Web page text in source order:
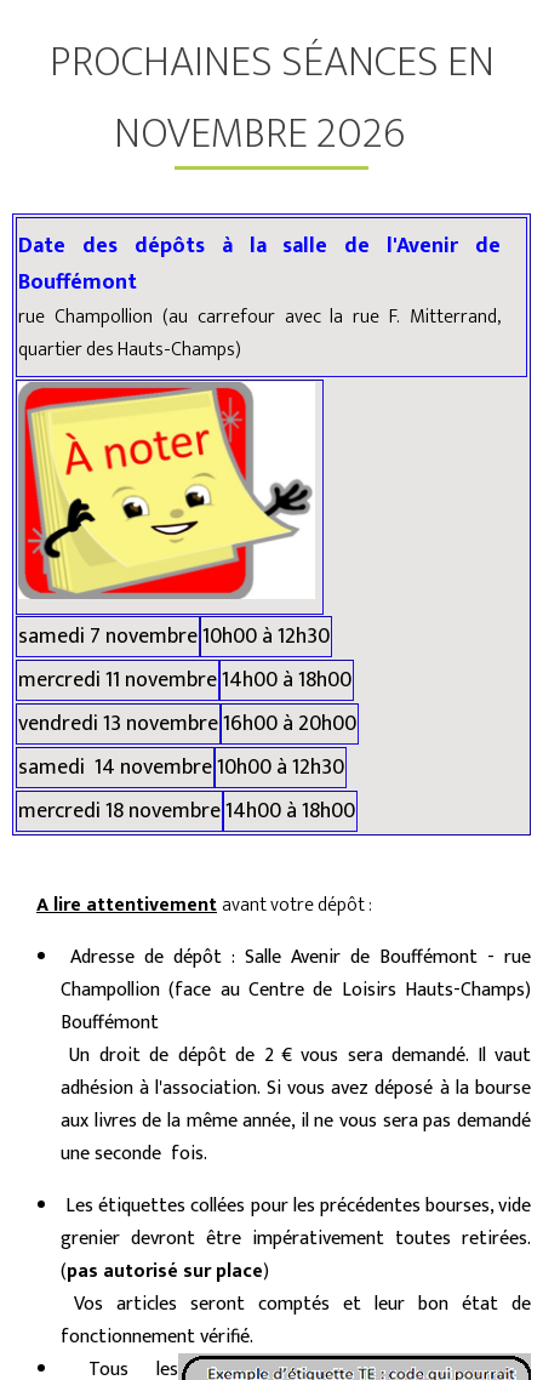
PROCHAINES SÉANCES EN
NOVEMBRE 2026
Date des dépôts à la salle de l'Avenir de
Bouffémont
rue Champollion (au carrefour avec la rue F. Mitterrand,
quartier des Hauts-Champs)
samedi 7 novembre10h00 à 12h30
mercredi 11 novembre14h00 à 18h00
vendredi 13 novembre16h00 à 20h00
samedi 14 novembre10h00 à 12h30
mercredi 18 novembre14h00 à 18h00
A lire attentivementavant votre dépôt :
Adresse de dépôt : Salle Avenir de Bouffémont - rue
Champollion (face au Centre de Loisirs Hauts-Champs)
Bouffémont
Un droit de dépôt de 2 € vous sera demandé. Il vaut
adhésion à l'association. Si vous avez déposé à la bourse
aux livres de la même année, il ne vous sera pas demandé
une seconde fois.
Les étiquettes collées pour les précédentes bourses, vide
grenier devront être impérativement toutes retirées.
(pas autorisé sur place)
Vos articles seront comptés et leur bon état de
fonctionnement vérifié.
Tous les